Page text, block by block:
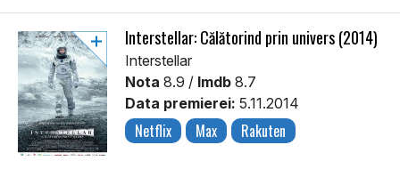
Interstellar: Călătorind prin univers (2014)
Interstellar
Nota 8.9 / Imdb 8.7
Data premierei: 5.11.2014
Netflix Max Rakuten